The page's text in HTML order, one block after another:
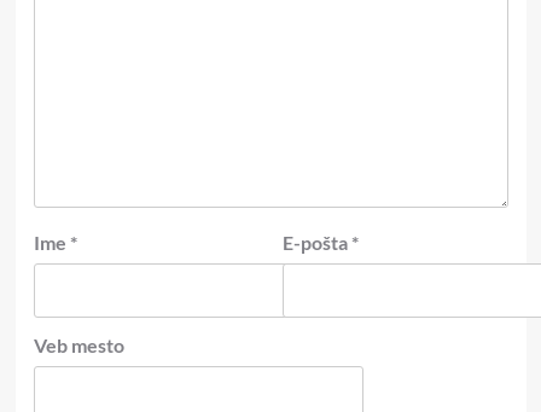
Ime * E-pošta *
Veb mesto